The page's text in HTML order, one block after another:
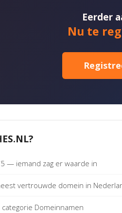
Eerder
Nu te
— iemand zag er waarde in
vertrouwde domein in
Domeinnamen